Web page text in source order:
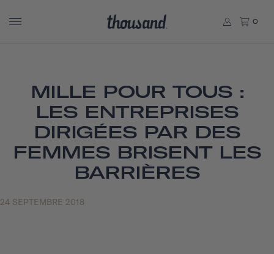
0
MILLE POUR TOUS :
LES ENTREPRISES
DIRIGÉES PAR DES
FEMMES BRISENT LES
BARRIÈRES
24 SEPTEMBRE 2018